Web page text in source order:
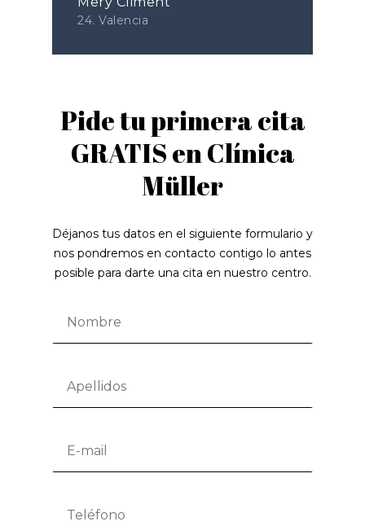
24. Valencia
Pide tu primera cita
GRATIS en Clínica
Müller
Déjanos tus datos en el siguiente formulario y
nos pondremos en contacto contigo lo antes
posible para darte una cita en nuestro centro.